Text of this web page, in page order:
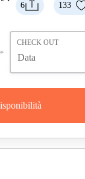
6 133
CHECK OUT